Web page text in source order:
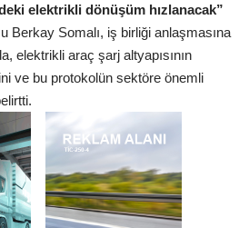
elektrikli dönüşüm hızlanacak”
Berkay Somalı, iş birliği anlaşmasına
elektrikli araç şarj altyapısının
ve bu protokolün sektöre önemli